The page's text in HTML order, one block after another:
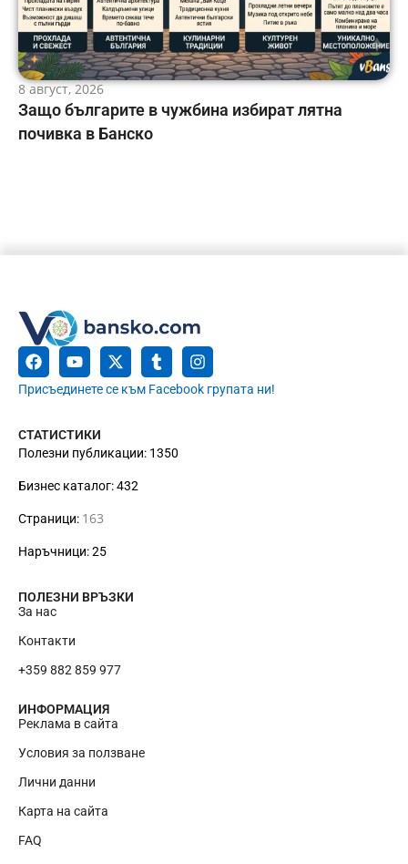
8 август, 2026
Защо българите в чужбина избират лятна
почивка в Банско
Присъединете се към Facebook групата ни!
СТАТИСТИКИ
Полезни публикации: 1350
Бизнес каталог: 432
Страници: 163
Наръчници: 25
ПОЛЕЗНИ ВРЪЗКИ
За нас
Контакти
+359 882 859 977
ИНФОРМАЦИЯ
Реклама в сайта
Условия за ползване
Лични данни
Карта на сайта
FAQ